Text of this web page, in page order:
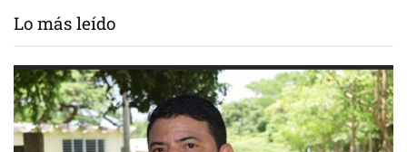
Lo más leído